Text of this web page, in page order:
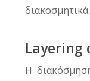
διακοσμητικά.
Layering
Η